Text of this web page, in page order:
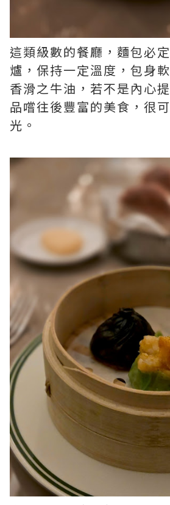
這類級數的餐廳，麵包必
爐，保持一定溫度，包身
香滑之牛油，若不是內心
品嚐往後豐富的美食，很
光。